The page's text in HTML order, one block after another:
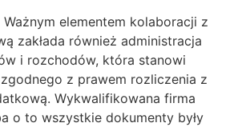
Ważnym elementem kolaboracji z
zakłada również administracja
i rozchodów, która stanowi
z prawem rozliczenia z
Wykwalifikowana firma
o to wszystkie dokumenty były